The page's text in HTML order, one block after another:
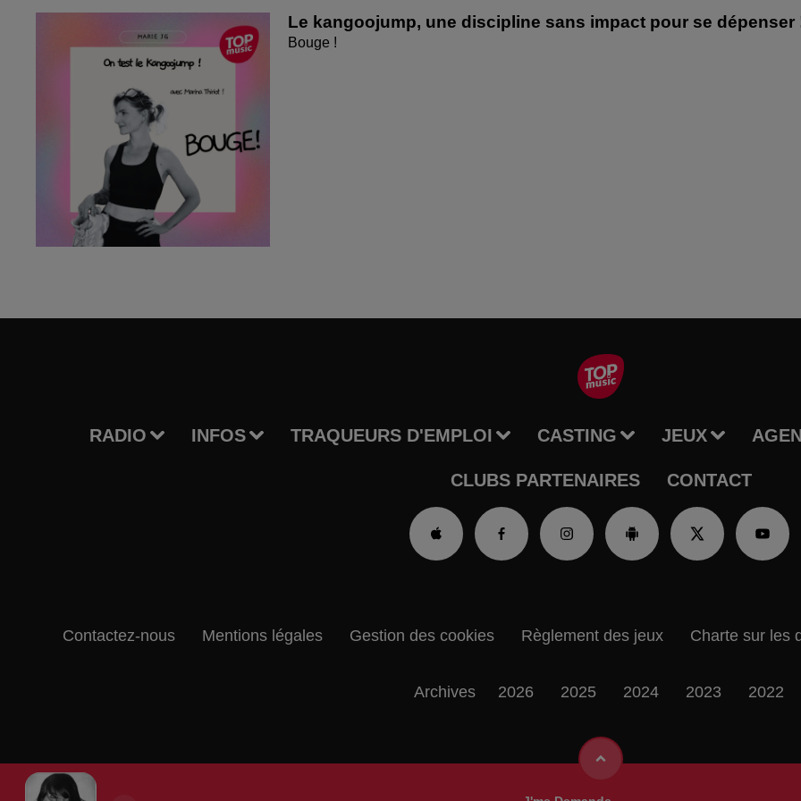
Le kangoojump, une discipline sans impact pour se dépenser
Bouge !
RADIO INFOS TRAQUEURS D'EMPLOI CASTING JEUX
CLUBS PARTENAIRES CONTACT
Contactez-nous Mentions légales Gestion des cookies Règlement des jeux Charte sur les
Archives 2026 2025 2024 2023 2022